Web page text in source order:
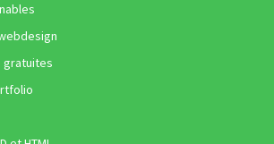
gratuites